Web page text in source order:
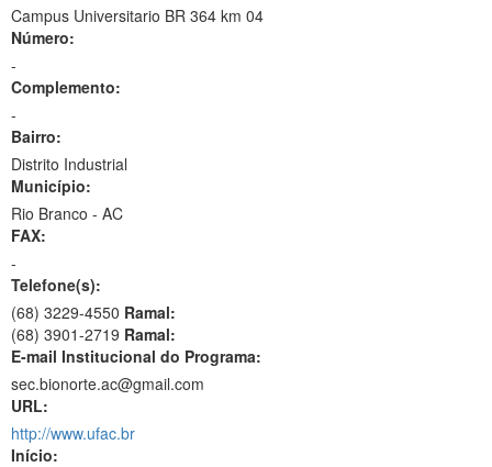
Campus Universitario BR 364 km 04
Número:
-
Complemento:
-
Bairro:
Distrito Industrial
Município:
Rio Branco - AC
FAX:
-
Telefone(s):
(68) 3229-4550 Ramal:
(68) 3901-2719 Ramal:
E-mail Institucional do Programa:
sec.bionorte.ac@gmail.com
URL:
http://www.ufac.br
Início: